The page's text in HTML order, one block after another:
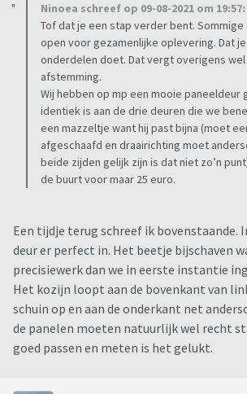
Ninoea schreef op 09-08-2021 om 19:57:
Tof dat je een stap verder bent.
open voor gezamenlijke oplevering. Dat
onderdelen doet. Dat vergt overigens
afstemming.
Wij hebben op mp een mooie paneeldeur
identiek is aan de drie deuren die we
een mazzeltje want hij past bijna (moet
afgeschaafd en draairichting moet
beide zijden gelijk zijn is dat niet zo’n
de buurt voor maar 25 euro.
Een tijdje terug schreef ik bovenstaande.
deur er perfect in. Het beetje bijschaven
precisiewerk dan we in eerste instantie
Het kozijn loopt aan de bovenkant van
schuin op en aan de onderkant net
de panelen moeten natuurlijk wel recht
goed passen en meten is het gelukt.